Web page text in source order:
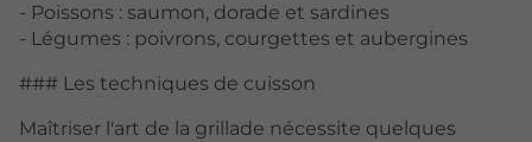
- Poissons : saumon, dorade et sardines
- Légumes : poivrons, courgettes et aubergines
### Les techniques de cuisson
Maîtriser l'art de la grillade nécessite quelques